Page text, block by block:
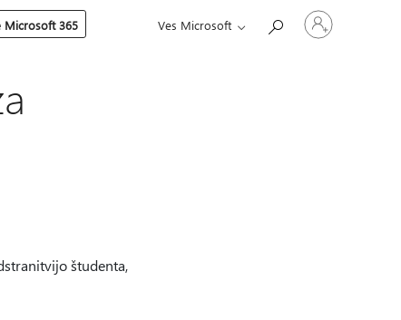
Microsoft 365 Ves Microsoft
Vpišite
se
študenta,